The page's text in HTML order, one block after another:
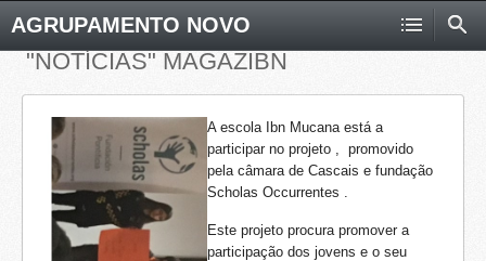
AGRUPAMENTO NOVO
"NOTÍCIAS" MAGAZIBN
A escola Ibn Mucana está a
participar no projeto , promovido
pela câmara de Cascais e fundação
Scholas Occurrentes .
Este projeto procura promover a
participação dos jovens e o seu